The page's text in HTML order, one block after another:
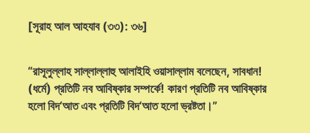
[সূরাহ আল আহযাব (৩৩): ৩৬]
“রাসূলুল্লাহ সাল্লাল্লাহু আলাইহি ওয়াসাল্লাম বলেছেন, সাবধান!
(ধর্মে) প্রতিটি নব আবিষ্কার সম্পর্কে! কারণ প্রতিটি নব আবিষ্কার
হলো বিদ‘আত এবং প্রতিটি বিদ‘আত হলো ভ্রষ্টতা।”